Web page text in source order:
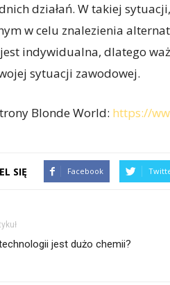
działań. W takiej
w celu znalezienia
indywidualna, dlatego
sytuacji zawodowej.
Blonde World: https://
SIĘ Facebook
jest dużo chemii?